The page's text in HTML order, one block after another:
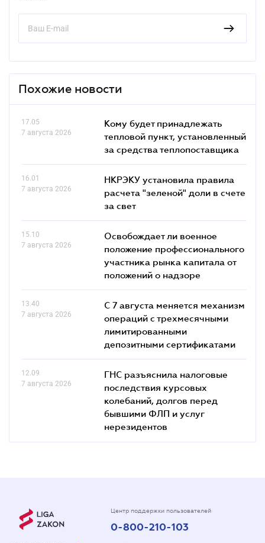
Похожие новости
17.05
7 августа 2026
Кому будет принадлежать
тепловой пункт, установленный
за средства теплопоставщика
16.01
7 августа 2026
НКРЭКУ установила правила
расчета "зеленой" доли в счете
за свет
15.10
7 августа 2026
Освобождает ли военное
положение профессионального
участника рынка капитала от
положений о надзоре
13.40
7 августа 2026
С 7 августа меняется механизм
операций с трехмесячными
лимитированными
депозитными сертификатами
12.09
7 августа 2026
ГНС разъяснила налоговые
последствия курсовых
колебаний, долгов перед
бывшими ФЛП и услуг
нерезидентов
Центр поддержки пользователей
0-800-210-103